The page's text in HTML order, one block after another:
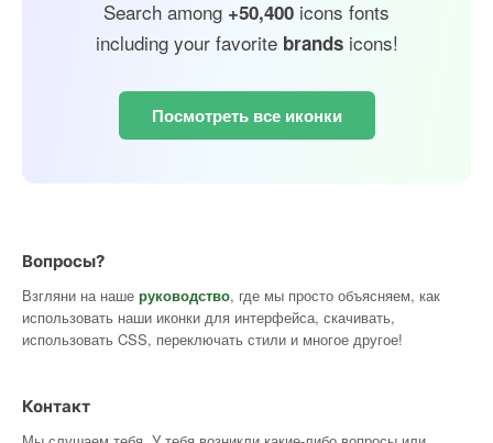
Search among +50,400 icons fonts
including your favorite brandsicons!
Посмотреть все иконки
Вопросы?
Взгляни на наше руководство, где мы просто объясняем, как
использовать наши иконки для интерфейса, скачивать,
использовать CSS, переключать стили и многое другое!
Контакт